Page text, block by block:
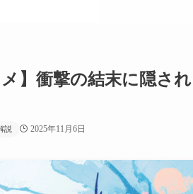
】衝撃の結末に隠され
説 2025年11月6日